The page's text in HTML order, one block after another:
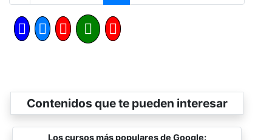
Contenidos que te pueden interesar
Los cursos más populares de Google: